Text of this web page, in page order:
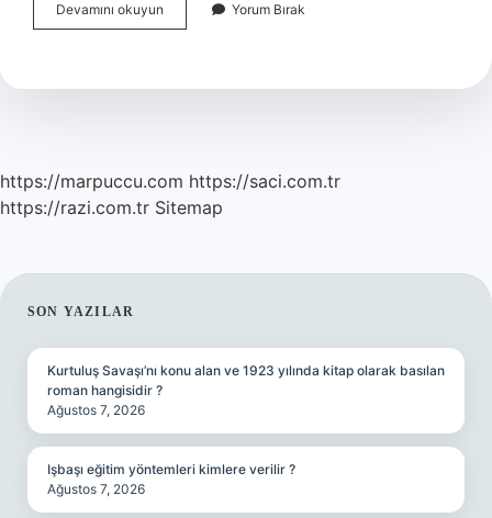
Devamını okuyun
Itirazın
Ne
Yorum Bırak
https://marpuccu.com https://saci.com.tr
https://razi.com.tr Sitemap
SIDEBAR
SON YAZILAR
Kurtuluş Savaşı’nı konu alan ve 1923 yılında kitap olarak basılan
roman hangisidir ?
Ağustos 7, 2026
Işbaşı eğitim yöntemleri kimlere verilir ?
Ağustos 7, 2026